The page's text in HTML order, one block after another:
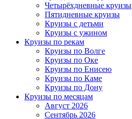
Четырёхдневные круизы
Пятидневные круизы
Круизы с детьми
Круизы с ужином
Круизы по рекам
Круизы по Волге
Круизы по Оке
Круизы по Енисею
Круизы по Каме
Круизы по Дону
Круизы по месяцам
Август 2026
Сентябрь 2026